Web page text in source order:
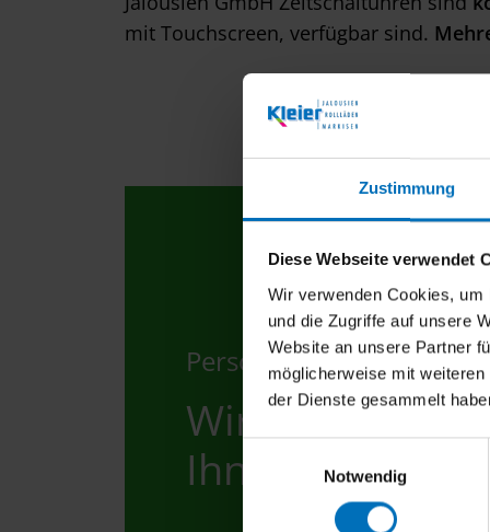
Zustimmung
Diese Webseite verwendet
Wir verwenden Cookies,
und die Zugriffe auf unsere
Website an unsere Partner
möglicherweise mit
der Dienste gesammelt
Notwendig
mit Touchscreen, verfügbar sind.
Persönliche Beratung
Wir freuen uns,
Ihnen zu hören.